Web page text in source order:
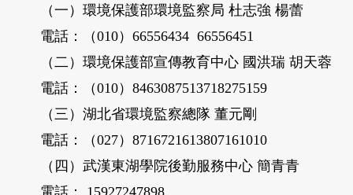
（一）環境保護部環境監察局 杜志強 楊蕾
電話：（010）66556434 66556451
（二）環境保護部宣傳教育中心 國洪瑞 胡天蓉
電話：（010）8463087513718275159
（三）湖北省環境監察總隊 董元剛
電話：（027）8716721613807161010
（四）武漢東湖學院後勤服務中心 簡青青